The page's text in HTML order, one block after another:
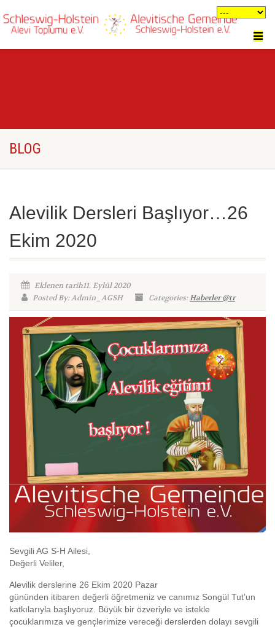
BLOG
Alevilik Dersleri Başlıyor…26
Ekim 2020
Eklenen tarih11. Eylül 2020
Posted By: Admin_AGSH
Categories:Haberler @tr
Sevgili AG S-H Ailesi,
Değerli Veliler,
Alevilik derslerine 26 Ekim 2020 Pazar
gününden itibaren değerli öğretmeniz ve canımız Songül Tut’un
katkılarıyla başlıyoruz. Büyük bir özveriyle ve istekle
çocuklarımıza ve gençlerimize vereceği derslerden dolayı sevgili